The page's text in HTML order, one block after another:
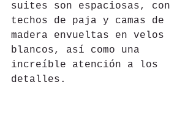
suites son espaciosas, con
techos de paja y camas de
madera envueltas en velos
blancos, así como una
increíble atención a los
detalles.